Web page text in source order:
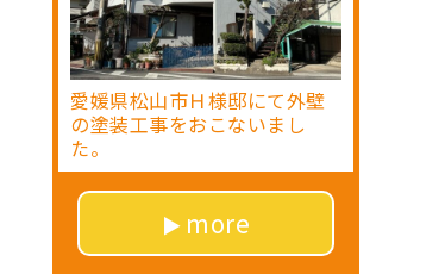
愛媛県松山市Ｈ様邸にて外壁
の塗装工事をおこないまし
た。
more